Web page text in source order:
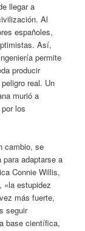
llegar a
Al
españoles,
Así,
permite
producir
real. Un
murió a
los
cambio, se
adaptarse a
Connie Willis,
«la estupidez
más fuerte,
seguir
base científica,